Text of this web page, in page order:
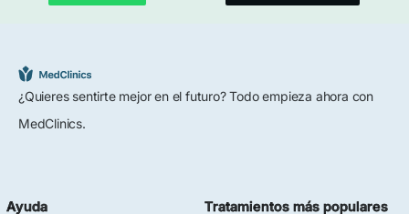
¿Quieres sentirte mejor en el futuro? Todo empieza ahora con
MedClinics.
Ayuda Tratamientos más populares